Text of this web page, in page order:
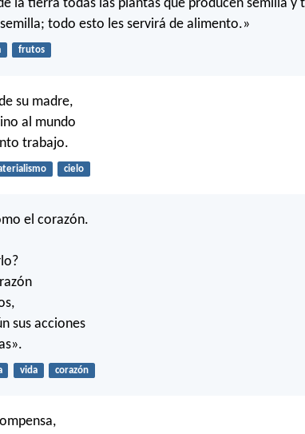
la tierra todas las plantas que producen semilla y
todo esto les servirá de alimento.»
frutos
su madre,
al mundo
trabajo.
cielo
el corazón.
sus acciones
vida corazón